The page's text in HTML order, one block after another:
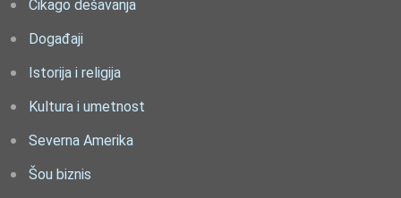
Čikago dešavanja
Događaji
Istorija i religija
Kultura i umetnost
Severna Amerika
Šou biznis